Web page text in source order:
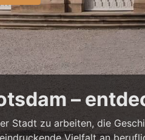
–
Stadt zu arbeiten, die